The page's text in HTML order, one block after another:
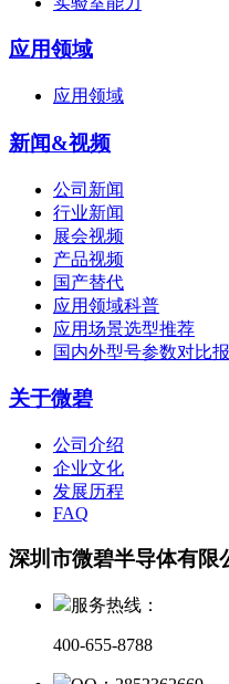
应用领域
应用领域
新闻&视频
公司新闻
行业新闻
展会视频
产品视频
国产替代
应用领域科普
应用场景选型推荐
国内外型号参数对比
关于微碧
公司介绍
企业文化
发展历程
FAQ
深圳市微碧半导体有限
服务热线：
400-655-8788